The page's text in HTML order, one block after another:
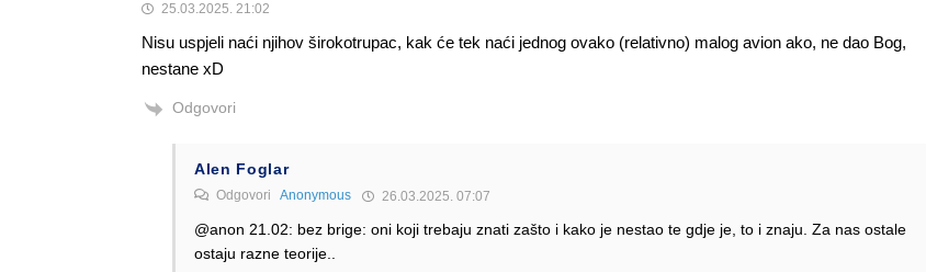
25.03.2025. 21:02
Nisu uspjeli naći njihov širokotrupac, kak će tek naći jednog ovako (relativno) malog avion ako, ne dao Bog,
nestane xD
Odgovori
Alen Foglar
Odgovori Anonymous 26.03.2025. 07:07
@anon 21.02: bez brige: oni koji trebaju znati zašto i kako je nestao te gdje je, to i znaju. Za nas ostale
ostaju razne teorije..